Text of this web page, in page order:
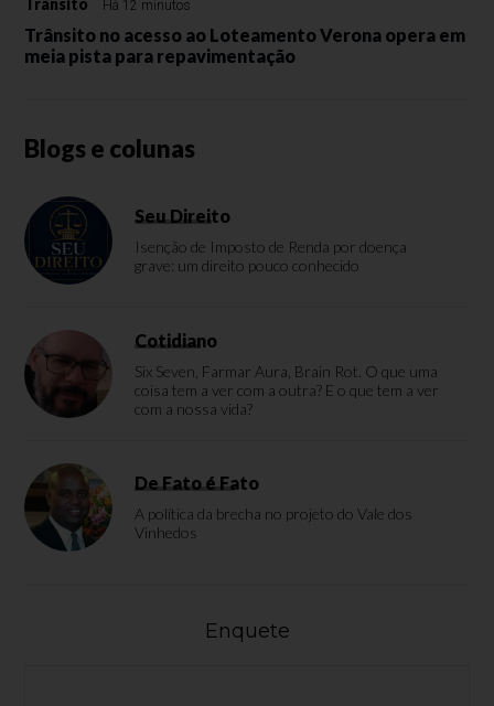
Há 12 minutos
Trânsito no acesso ao Loteamento Verona opera em
meia pista para repavimentação
Blogs e colunas
Seu Direito
Isenção de Imposto de Renda por doença
grave: um direito pouco conhecido
Cotidiano
Six Seven, Farmar Aura, Brain Rot. O que uma
coisa tem a ver com a outra? E o que tem a ver
com a nossa vida?
De Fato é Fato
A política da brecha no projeto do Vale dos
Vinhedos
Enquete